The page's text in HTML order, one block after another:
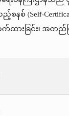
စနစ် (Self-
ျှောက်ထားခြင်း